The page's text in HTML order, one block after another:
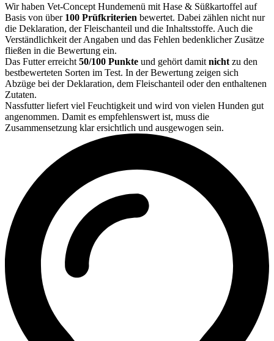
Wir haben Vet-Concept Hundemenü mit Hase & Süßkartoffel auf
Basis von über 100 Prüfkriterien bewertet. Dabei zählen nicht nur
die Deklaration, der Fleischanteil und die Inhaltsstoffe. Auch die
Verständlichkeit der Angaben und das Fehlen bedenklicher Zusätze
fließen in die Bewertung ein.
Das Futter erreicht 50/100 Punkte und gehört damit nicht zu den
bestbewerteten Sorten im Test. In der Bewertung zeigen sich
Abzüge bei der Deklaration, dem Fleischanteil oder den enthaltenen
Zutaten.
Nassfutter liefert viel Feuchtigkeit und wird von vielen Hunden gut
angenommen. Damit es empfehlenswert ist, muss die
Zusammensetzung klar ersichtlich und ausgewogen sein.